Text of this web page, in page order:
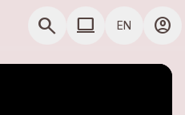
search COMPUTER USE
computer EN account_circle
close